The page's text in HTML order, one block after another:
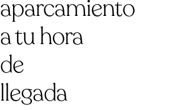
aparcamiento
a tu hora
de
llegada